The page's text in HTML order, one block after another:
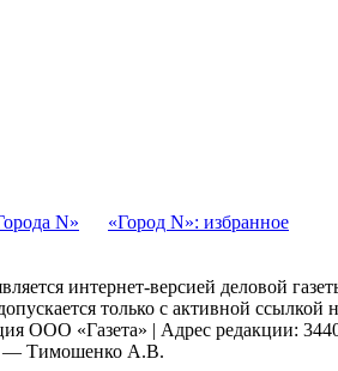
N» «Город N»: избранное
интернет-версией деловой
только с активной
ООО «Газета» | Адрес редакции:
— Тимошенко А.В.